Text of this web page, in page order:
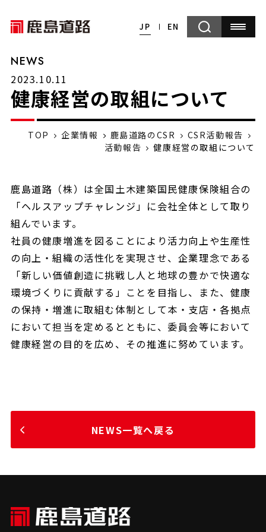
JP EN
NEWS
2023.10.11
健康経営の取組について
TOP 企業情報 鹿島道路のCSR
CSR活動報告
活動報告
健康経営の取組について
鹿島道路（株）は全国土木建築国民健康保険組合の
「ヘルスアップチャレンジ」に会社全体として取り
組んでいます。
社員の健康増進を図ることにより活力向上や生産性
の向上・組織の活性化を実現させ、企業理念である
「新しい価値創造に挑戦し人と地球の豊かで快適な
環境づくりに貢献する」ことを目指し、また、健康
の保持・増進に取組む体制として本・支店・各拠点
において担当を定めるとともに、委員会等において
健康経営の目的を広め、その推進に努めています。
NEWS一覧へ戻る